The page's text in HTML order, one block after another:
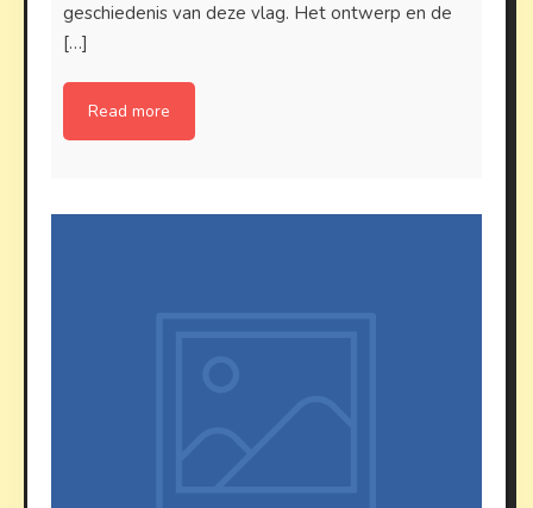
geschiedenis van deze vlag. Het ontwerp en de
[…]
Read more